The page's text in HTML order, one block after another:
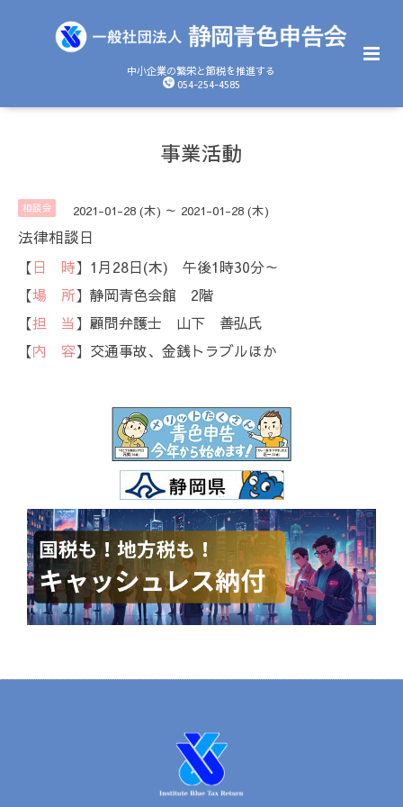
中小企業の繁栄と節税を推進する
054-254-4585
事業活動
相談会 2021-01-28 (木) ～ 2021-01-28 (木)
法律相談日
【日 時】1月28日(木) 午後1時30分～
【場 所】静岡青色会館 2階
【担 当】顧問弁護士 山下 善弘氏
【内 容】交通事故、金銭トラブルほか